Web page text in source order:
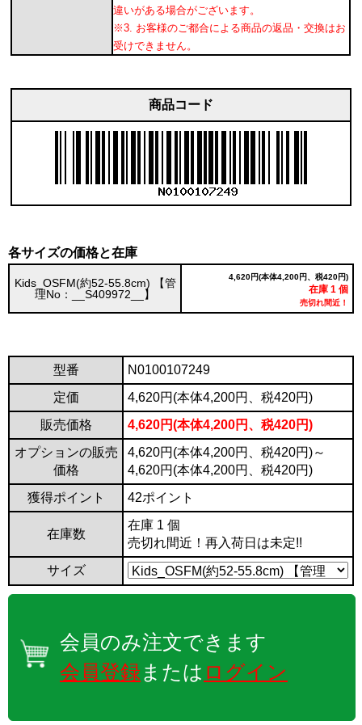
違いがある場合がございます。
※3. お客様のご都合による商品の返品・交換はお
受けできません。
商品コード
各サイズの価格と在庫
Kids_OSFM(約52-55.8cm) 【管
理No：__S409972__】
4,620円(本体4,200円、税420円)
在庫 1 個
売切れ間近！
型番
N0100107249
定価
4,620円(本体4,200円、税420円)
販売価格
4,620円(本体4,200円、税420円)
オプションの販売
価格
4,620円(本体4,200円、税420円)～
4,620円(本体4,200円、税420円)
獲得ポイント
42ポイント
在庫数
在庫 1 個
売切れ間近！再入荷日は未定!!
サイズ
会員のみ注文できます
会員登録または ログイン